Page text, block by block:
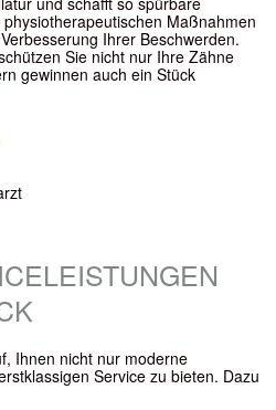
Maßnahmen
Ihrer Beschwerden.
Sie nicht nur Ihre Zähne
gewinnen auch ein Stück
Ihnen nicht nur moderne
Service zu bieten. Dazu